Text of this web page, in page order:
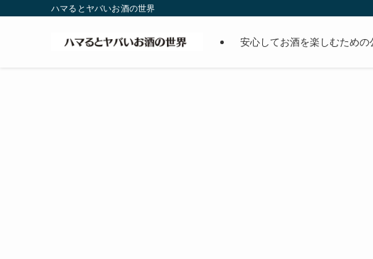
ハマるとヤバいお酒の世界
安心してお酒を楽しむため